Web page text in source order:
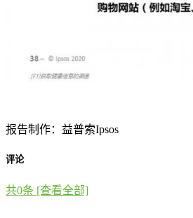
报告制作：益普索Ipsos
评论
共0条 [查看全部]